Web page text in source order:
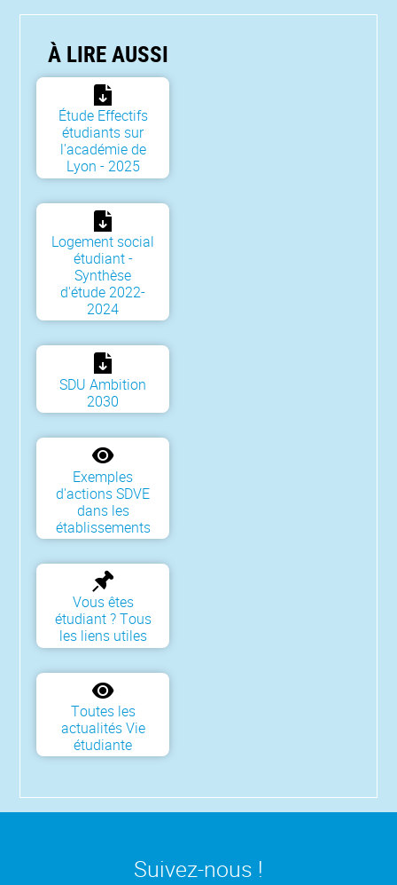
À LIRE AUSSI
Étude Effectifs
étudiants sur
l'académie de
Lyon - 2025
Logement social
étudiant -
Synthèse
d'étude 2022-
2024
SDU Ambition
2030
Exemples
d'actions SDVE
dans les
établissements
Vous êtes
étudiant ? Tous
les liens utiles
Toutes les
actualités Vie
étudiante
Suivez-nous !